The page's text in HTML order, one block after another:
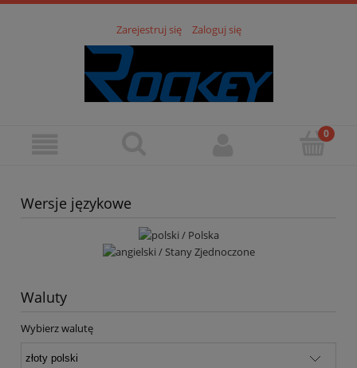
Zarejestruj się Zaloguj się
Wersje językowe
Waluty
Wybierz walutę